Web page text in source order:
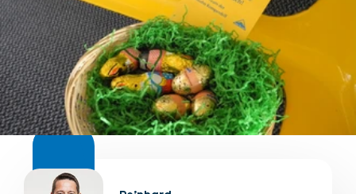
Unterkünfte finden
Ticket- &
Gutscheinshop
Deutsch
+43/5476/6239
info@serfaus-fiss-ladis.at